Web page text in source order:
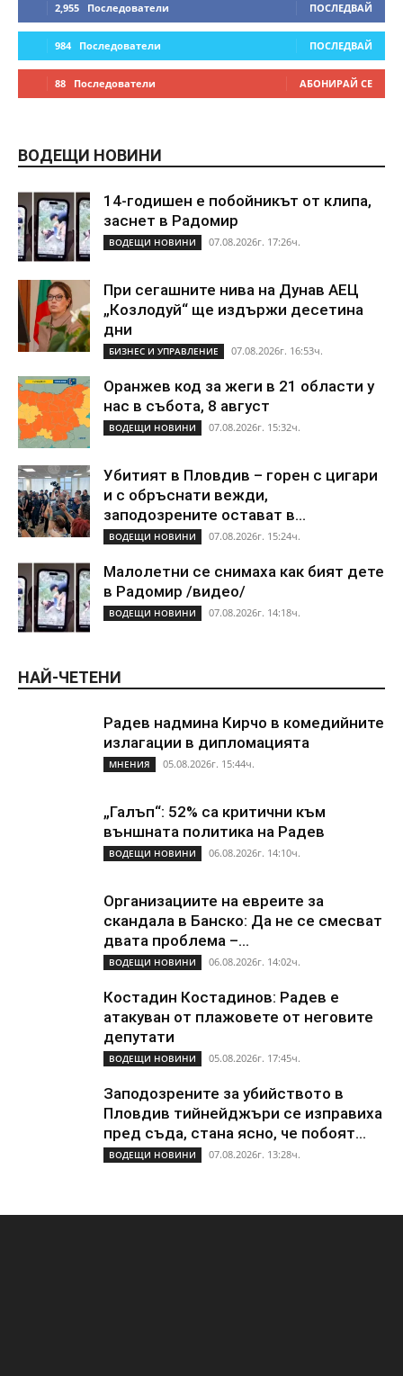
2,955 Последователи ПОСЛЕДВАЙ
984 Последователи ПОСЛЕДВАЙ
88 Последователи АБОНИРАЙ СЕ
ВОДЕЩИ НОВИНИ
14-годишен е побойникът от клипа,
заснет в Радомир
ВОДЕЩИ НОВИНИ 07.08.2026г. 17:26ч.
При сегашните нива на Дунав АЕЦ
„Козлодуй“ ще издържи десетина
дни
БИЗНЕС И УПРАВЛЕНИЕ 07.08.2026г. 16:53ч.
Оранжев код за жеги в 21 области у
нас в събота, 8 август
ВОДЕЩИ НОВИНИ 07.08.2026г. 15:32ч.
Убитият в Пловдив – горен с цигари
и с обръснати вежди,
заподозрените остават в...
ВОДЕЩИ НОВИНИ 07.08.2026г. 15:24ч.
Малолетни се снимаха как бият дете
в Радомир /видео/
ВОДЕЩИ НОВИНИ 07.08.2026г. 14:18ч.
НАЙ-ЧЕТЕНИ
Радев надмина Кирчо в комедийните
излагации в дипломацията
МНЕНИЯ 05.08.2026г. 15:44ч.
„Галъп“: 52% са критични към
външната политика на Радев
ВОДЕЩИ НОВИНИ 06.08.2026г. 14:10ч.
Организациите на евреите за
скандала в Банско: Да не се смесват
двата проблема –...
ВОДЕЩИ НОВИНИ 06.08.2026г. 14:02ч.
Костадин Костадинов: Радев е
атакуван от плажoвете от неговите
депутати
ВОДЕЩИ НОВИНИ 05.08.2026г. 17:45ч.
Заподозрените за убийството в
Пловдив тийнейджъри се изправиха
пред съда, стана ясно, че побоят...
ВОДЕЩИ НОВИНИ 07.08.2026г. 13:28ч.